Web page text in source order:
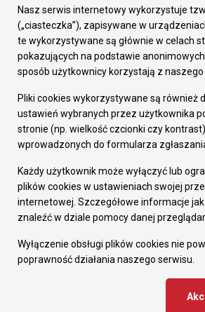
Załatw sprawę
Prezydent Miasta
Rada Miasta
Wydziały
Elektroniczna Skrzynka Podawcza
Gospodarka
Fundusze europejskie
Środki krajowe
Oferty inwestycyjne
Pozostałe
Deklaracja dostępności
Dane osobowe
Dodaj opinię o witrynie
Projekt i wdrożenie -
Nasz serwis internetowy wykorzystuje
(„ciasteczka”), zapisywane w
te wykorzystywane są głównie w celach
pokazujących na podstawie
sposób użytkownicy korzystają z naszego
Pliki cookies wykorzystywane są również
ustawień wybranych przez użytkownika
stronie (np. wielkość czcionki czy
wprowadzonych do formularza
Każdy użytkownik może wyłączyć lub
plików cookies w ustawieniach swojej
internetowej. Szczegółowe informacje
znaleźć w dziale pomocy danej
Wyłączenie obsługi plików cookies nie
poprawność działania naszego serwisu.